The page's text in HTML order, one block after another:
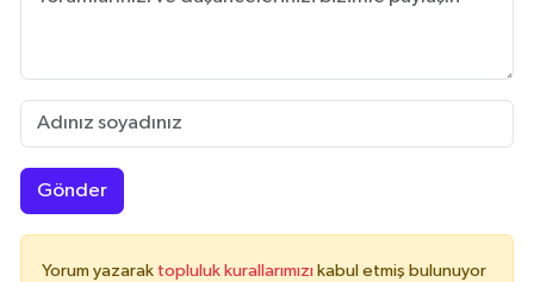
Gönder
Yorum yazarak topluluk kurallarımızı kabul etmiş bulunuyor